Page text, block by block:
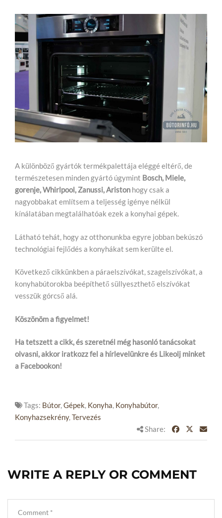
A különböző gyártók termékpalettája eléggé eltérő, de
természetesen minden gyártó úgymint Bosch, Miele,
gorenje, Whirlpool, Zanussi, Ariston hogy csak a
nagyobbakat említsem a teljesség igénye nélkül
kínálatában megtalálhatóak ezek a konyhai gépek.
Látható tehát, hogy az otthonunkba egyre jobban bekúszó
technológiai fejlődés a konyhákat sem kerülte el.
Következő cikkünkben a páraelszívókat, szagelszívókat, a
konyhabútorokba beépíthető süllyeszthető elszívókat
vesszük górcső alá.
Köszönöm a figyelmet!
Ha tetszett a cikk, és szeretnél még hasonló tanácsokat
olvasni, akkor iratkozz fel a hírlevelünkre és Likeolj minket
a Facebookon!
Tags: Bútor,Gépek, Konyha, Konyhabútor,
Konyhazsekrény,Tervezés
Share:
WRITE A REPLY OR COMMENT